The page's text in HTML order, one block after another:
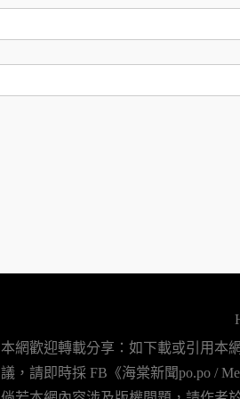
本網歡迎轉載分享：如下載或引用本
議，請即時採 FB《海棠新聞po.po /